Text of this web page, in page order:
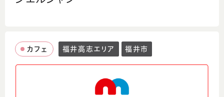
カフェ 福井高志エリア 福井市